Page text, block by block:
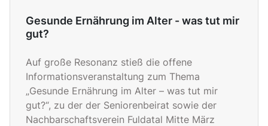
Gesunde Ernährung im Alter - was tut mir
gut?
Auf große Resonanz stieß die offene
Informationsveranstaltung zum Thema
„Gesunde Ernährung im Alter – was tut mir
gut?“, zu der der Seniorenbeirat sowie der
Nachbarschaftsverein Fuldatal Mitte März